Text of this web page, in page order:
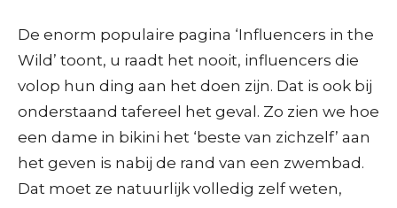
De enorm populaire pagina ‘Influencers in the
Wild’ toont, u raadt het nooit, influencers die
volop hun ding aan het doen zijn. Dat is ook bij
onderstaand tafereel het geval. Zo zien we hoe
een dame in bikini het ‘beste van zichzelf’ aan
het geven is nabij de rand van een zwembad.
Dat moet ze natuurlijk volledig zelf weten,